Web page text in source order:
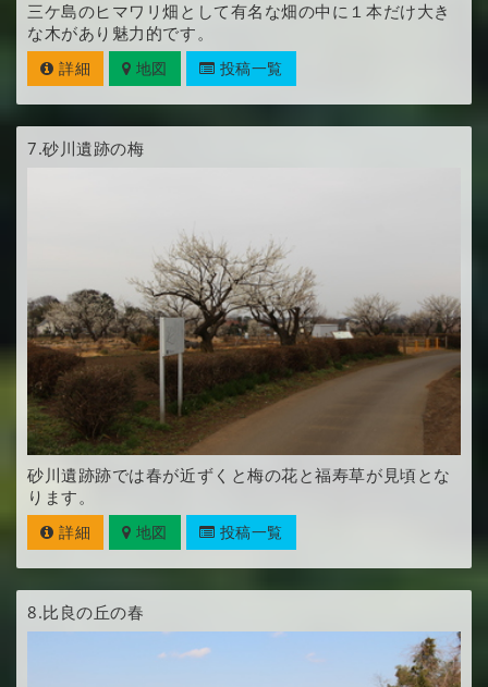
三ケ島のヒマワリ畑として有名な畑の中に１本だけ大き
な木があり魅力的です。
詳細 地図 投稿一覧
7.砂川遺跡の梅
砂川遺跡跡では春が近ずくと梅の花と福寿草が見頃とな
ります。
詳細 地図 投稿一覧
8.比良の丘の春